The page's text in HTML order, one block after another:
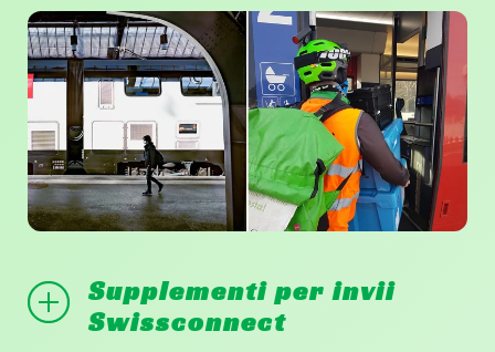
Supplementi per invii
Swissconnect